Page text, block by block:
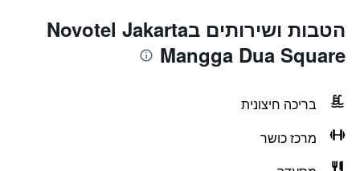
הטבות ושירותים בNovotel Jakarta
Mangga Dua Square
בריכה חיצונית
מרכז כושר